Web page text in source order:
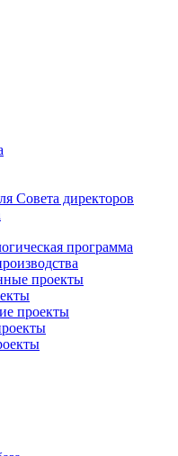
Совета директоров
программа
проекты
проекты